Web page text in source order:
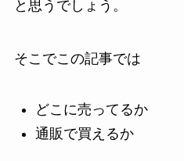
と思うでしょう。
そこでこの記事では
どこに売ってるか
通販で買えるか